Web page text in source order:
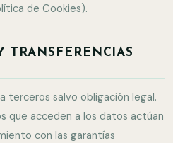
de Cookies).
TRANSFERENCIAS
terceros salvo obligación legal.
que acceden a los datos actúan
con las garantías